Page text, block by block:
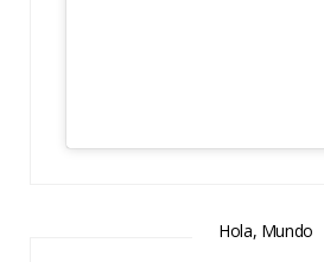
Hola, Mundo